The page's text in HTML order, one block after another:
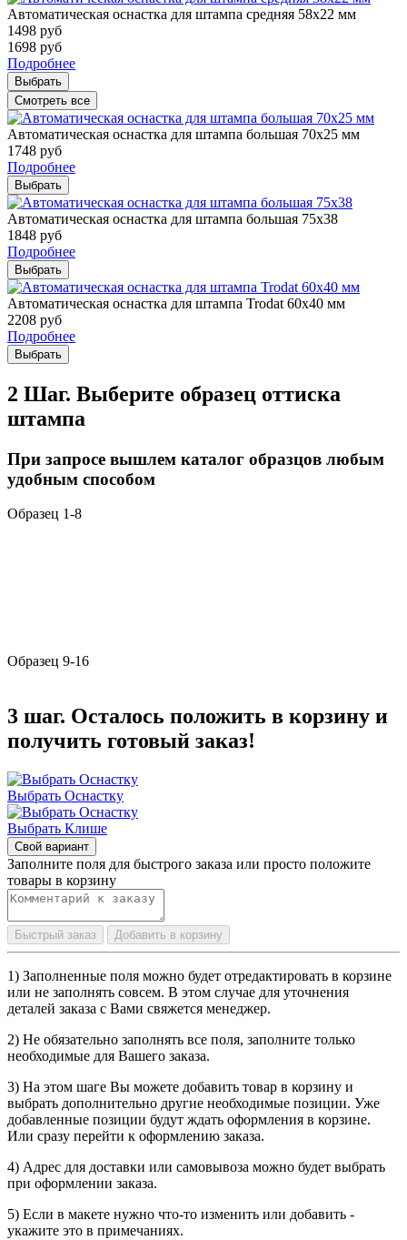
Автоматическая оснастка для штампа средняя 58х22 мм
1498 руб
1698 руб
Подробнее
Выбрать
Смотреть все
Автоматическая оснастка для штампа большая 70х25 мм
1748 руб
Подробнее
Выбрать
Автоматическая оснастка для штампа большая 75х38
1848 руб
Подробнее
Выбрать
Автоматическая оснастка для штампа Trodat 60х40 мм
2208 руб
Подробнее
Выбрать
2 Шаг. Выберите образец оттиска
штампа
При запросе вышлем каталог образцов любым
удобным способом
Образец 1-8
Образец 9-16
3 шаг. Осталось положить в корзину и
получить готовый заказ!
Выбрать Оснастку
Выбрать Клише
Свой вариант
Заполните поля для быстрого заказа или просто положите
товары в корзину
Быстрый заказ Добавить в корзину
1) Заполненные поля можно будет отредактировать в корзине
или не заполнять совсем. В этом случае для уточнения
деталей заказа с Вами свяжется менеджер.
2) Не обязательно заполнять все поля, заполните только
необходимые для Вашего заказа.
3) На этом шаге Вы можете добавить товар в корзину и
выбрать дополнительно другие необходимые позиции. Уже
добавленные позиции будут ждать оформления в корзине.
Или сразу перейти к оформлению заказа.
4) Адрес для доставки или самовывоза можно будет выбрать
при оформлении заказа.
5) Если в макете нужно что-то изменить или добавить -
укажите это в примечаниях.